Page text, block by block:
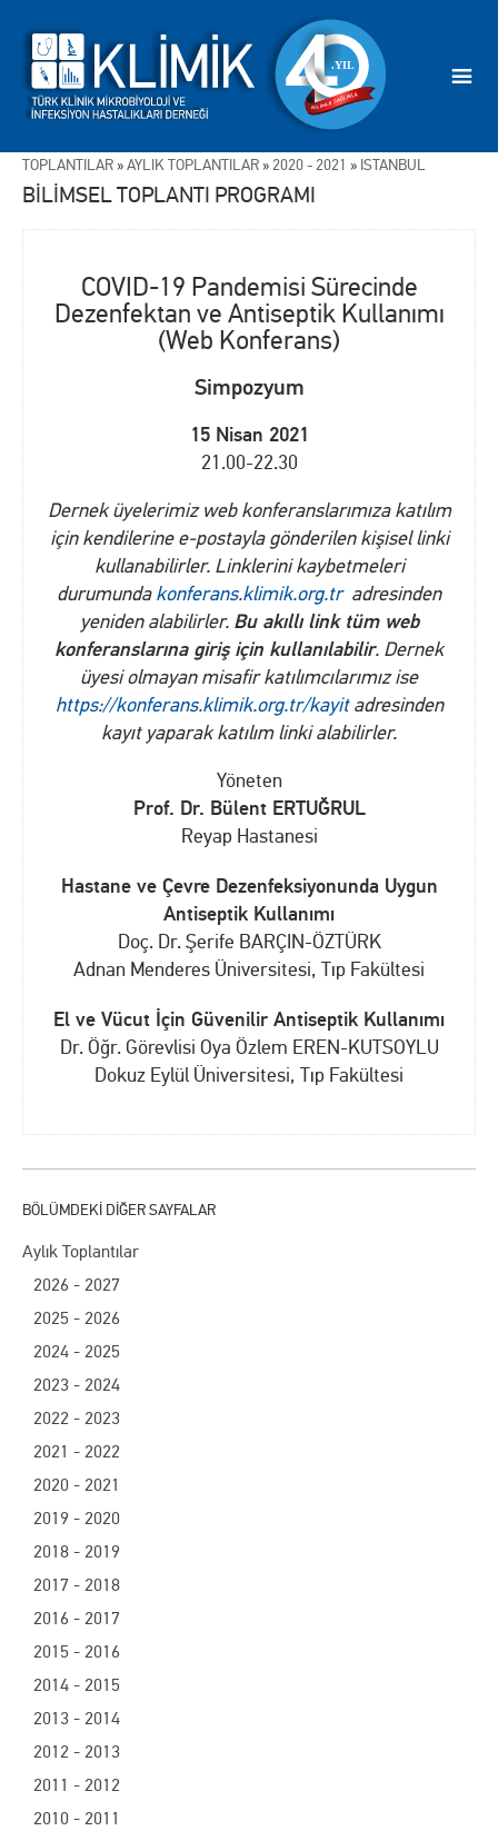
Aylık Toplantılar
2026 - 2027
2025 - 2026
2024 - 2025
2023 - 2024
2022 - 2023
2021 - 2022
2020 - 2021
2019 - 2020
2018 - 2019
2017 - 2018
2016 - 2017
2015 - 2016
2014 - 2015
2013 - 2014
2012 - 2013
2011 - 2012
2010 - 2011
TOPLANTILAR »AYLIK TOPLANTILAR »2020 - 2021 » İSTANBUL
BİLİMSEL TOPLANTI PROGRAMI
COVID-19 Pandemisi Sürecinde
Dezenfektan ve Antiseptik Kullanımı
(Web Konferans)
Simpozyum
15 Nisan 2021
21.00-22.30
Dernek üyelerimiz web konferanslarımıza katılım
için kendilerine e-postayla gönderilen kişisel linki
kullanabilirler. Linklerini kaybetmeleri
durumundakonferans.klimik.org.tradresinden
yeniden alabilirler. Bu akıllı link tüm web
konferanslarına giriş için kullanılabilir. Dernek
üyesi olmayan misafir katılımcılarımız ise
https://konferans.klimik.org.tr/kayitadresinden
kayıt yaparak katılım linki alabilirler.
Yöneten
Prof. Dr. Bülent ERTUĞRUL
Reyap Hastanesi
Hastane ve Çevre Dezenfeksiyonunda Uygun
Antiseptik Kullanımı
Doç. Dr. Şerife BARÇIN-ÖZTÜRK
Adnan Menderes Üniversitesi, Tıp Fakültesi
El ve Vücut İçin Güvenilir Antiseptik Kullanımı
Dr. Öğr. Görevlisi Oya Özlem EREN-KUTSOYLU
Dokuz Eylül Üniversitesi, Tıp Fakültesi